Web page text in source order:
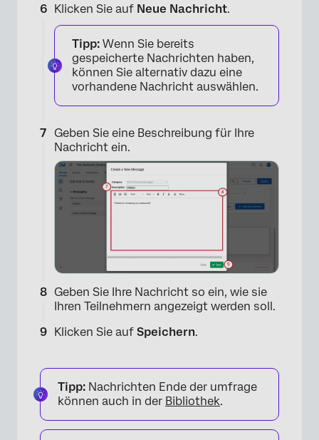
×
Klicken Sie auf Neue Nachricht.
Tipp: Wenn Sie bereits
gespeicherte Nachrichten haben,
können Sie alternativ dazu eine
vorhandene Nachricht auswählen.
Geben Sie eine Beschreibung für Ihre
Nachricht ein.
Geben Sie Ihre Nachricht so ein, wie sie
Ihren Teilnehmern angezeigt werden soll.
Klicken Sie auf Speichern.
Tipp: Nachrichten Ende der umfrage
können auch in der Bibliothek.